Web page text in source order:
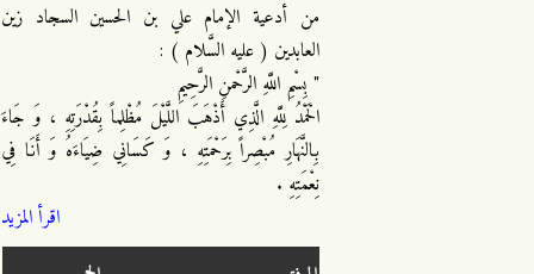
من أدعية الإمام علي بن الحسين السجاد زين
العابدين ( عليه السَّلام ) :
" بِسْمِ اللَّهِ الرَّحْمنِ الرَّحِيمِ
الْحَمْدُ لِلَّهِ الَّذِي أَذْهَبَ اللَّيْلَ مُظْلِماً بِقُدْرَتِهِ ، وَ جَاءَ
بِالنَّهَارِ مُبْصِراً بِرَحْمَتِهِ ، وَ كَسَانِي ضِيَاءَهُ وَ أَنَا فِي
نِعْمَتِهِ .
اقرأ المزيد